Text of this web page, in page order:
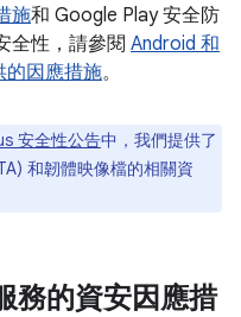
施和 Google Play 安全防
全性，請參閱 Android 和
的因應措施。
安全性公告中，我們提供了
和韌體映像檔的相關資
的資安因應措